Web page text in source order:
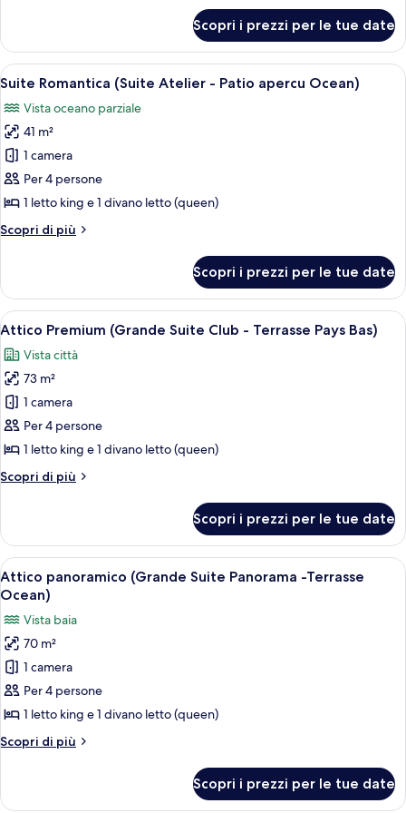
(Ground
Floor))
familiare
(Suite
Tribu
Terrace
(Ground
Floor))
Scopri i prezzi per le tue date
Apri
tutte
le
foto
per
Suite
Romantica
Atelier
apercu
Ocean)
Una camera da letto con un letto,
11
Suite Romantica (Suite Atelier - Patio apercu Ocean)
Vista oceano parziale
41 m²
1 camera
Per 4 persone
1 letto king e 1 divano letto (queen)
Scopri di più
Altri
Romantica
(Suite
Atelier
Patio
apercu
Ocean)
Scopri i prezzi per le tue date
Apri
tutte
le
foto
per
Attico
Premium
Suite
Terrasse
Pays
Bas)
Un letto con cuscini bianchi e verdi,
10
Attico Premium (Grande Suite Club - Terrasse Pays Bas)
Vista città
73 m²
1 camera
Per 4 persone
1 letto king e 1 divano letto (queen)
Scopri di più
Altri
Premium
(Grande
Suite
Club
Terrasse
Pays
Bas)
Scopri i prezzi per le tue date
Apri
tutte
foto
per
Attico
panoramico
(Grande
Suite
Panorama
Terrasse
Una camera d'albergo moderna con
10
Attico panoramico (Grande Suite Panorama -Terrasse
Ocean)
Vista baia
70 m²
1 camera
Per 4 persone
1 letto king e 1 divano letto (queen)
Scopri di più
Altri
panoramico
Scopri i prezzi per le tue date